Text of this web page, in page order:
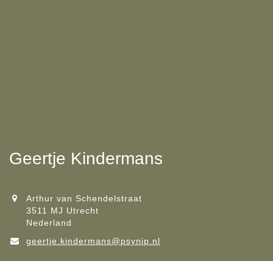
Geertje Kindermans
Arthur van Schendelstraat
3511 MJ Utrecht
Nederland
geertje.kindermans@psynip.nl